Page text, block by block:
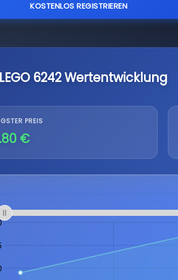
KOSTENLOS REGISTRIEREN
LEGO 6242 Wertentwicklung
PREIS
€